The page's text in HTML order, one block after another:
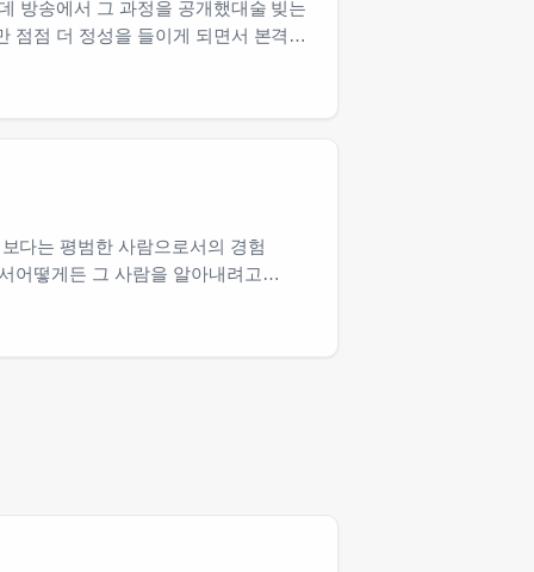
방송에서 그 과정을 공개했대술 빚는
점점 더 정성을 들이게 되면서 본격…
다는 평범한 사람으로서의 경험
어떻게든 그 사람을 알아내려고